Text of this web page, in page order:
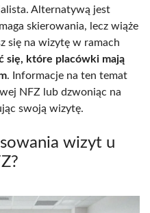
Alternatywą jest
skierowania, lecz wiąże
się na wizytę w ramach
się, które placówki mają
. Informacje na ten temat
NFZ lub dzwoniąc na
swoją wizytę.
wizyt u